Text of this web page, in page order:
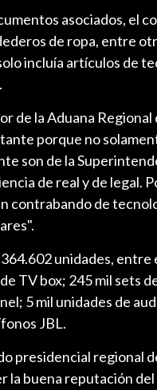
asociados, el
de ropa, entre
incluía artículos de
de la Aduana
porque no
son de la
de real y de legal.
contrabando de
unidades, entre
TV box; 245 mil sets
5 mil unidades de
JBL.
presidencial regional
la buena reputación